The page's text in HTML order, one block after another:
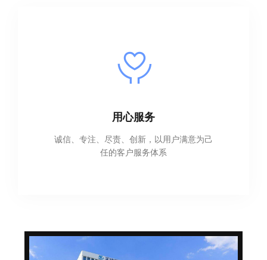
用心服务
诚信、专注、尽责、创新，以用户满意为己
任的客户服务体系